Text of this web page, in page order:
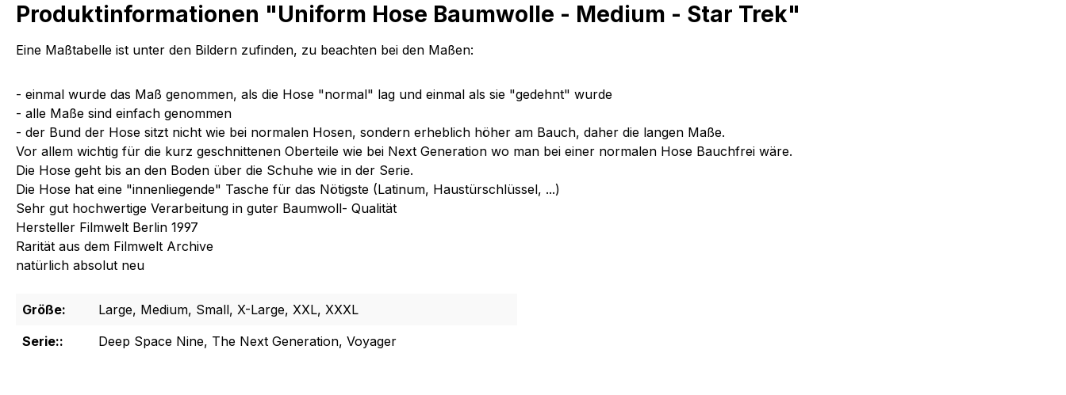
Produktinformationen "Uniform Hose Baumwolle - Medium - Star Trek"
Eine Maßtabelle ist unter den Bildern zufinden, zu beachten bei den Maßen:
- einmal wurde das Maß genommen, als die Hose "normal" lag und einmal als sie "gedehnt" wurde
- alle Maße sind einfach genommen
- der Bund der Hose sitzt nicht wie bei normalen Hosen, sondern erheblich höher am Bauch, daher die langen Maße.
Vor allem wichtig für die kurz geschnittenen Oberteile wie bei Next Generation wo man bei einer normalen Hose Bauchfrei wäre.
Die Hose geht bis an den Boden über die Schuhe wie in der Serie.
Die Hose hat eine "innenliegende" Tasche für das Nötigste (Latinum, Haustürschlüssel, ...)
Sehr gut hochwertige Verarbeitung in guter Baumwoll- Qualität
Hersteller Filmwelt Berlin 1997
Rarität aus dem Filmwelt Archive
natürlich absolut neu
Größe:
Large, Medium, Small, X-Large, XXL, XXXL
Serie::
Deep Space Nine, The Next Generation, Voyager